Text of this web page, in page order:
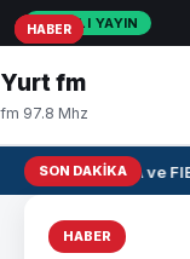
CANLI YAYIN
Yurt fm
fm 97.8 Mhz
SON DAKIKANBA ve
HABER
HABER
HABER
HABER